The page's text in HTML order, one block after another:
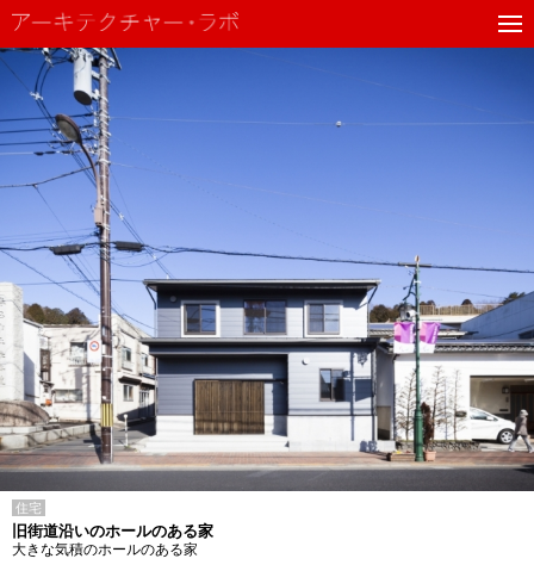
住宅
旧街道沿いのホールのある家
大きな気積のホールのある家